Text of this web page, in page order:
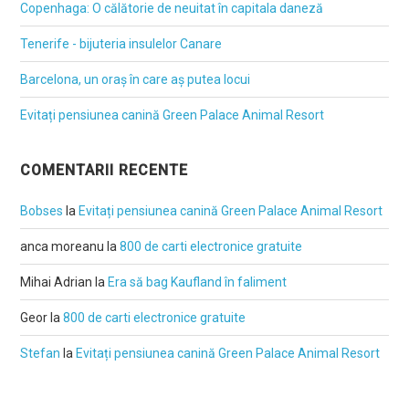
Copenhaga: O călătorie de neuitat în capitala daneză
Tenerife - bijuteria insulelor Canare
Barcelona, un oraș în care aș putea locui
Evitați pensiunea canină Green Palace Animal Resort
COMENTARII RECENTE
Bobses la Evitați pensiunea canină Green Palace Animal Resort
anca moreanu la800 de carti electronice gratuite
Mihai Adrian la Era să bag Kaufland în faliment
Geor la800 de carti electronice gratuite
Stefan la Evitați pensiunea canină Green Palace Animal Resort